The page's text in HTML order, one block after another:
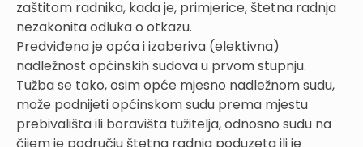
zaštitom radnika, kada je, primjerice, štetna radnja
nezakonita odluka o otkazu.
Predviđena je opća i izaberiva (elektivna)
nadležnost općinskih sudova u prvom stupnju.
Tužba se tako, osim opće mjesno nadležnom sudu,
može podnijeti općinskom sudu prema mjestu
prebivališta ili boravišta tužitelja, odnosno sudu na
čijem je području štetna radnja poduzeta ili je